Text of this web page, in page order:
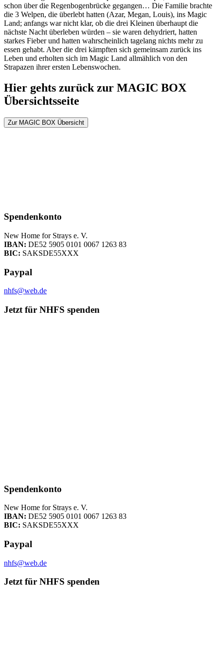
schon über die Regenbogenbrücke gegangen… Die Familie brachte
die 3 Welpen, die überlebt hatten (Azar, Megan, Louis), ins Magic
Land; anfangs war nicht klar, ob die drei Kleinen überhaupt die
nächste Nacht überleben würden – sie waren dehydriert, hatten
starkes Fieber und hatten wahrscheinlich tagelang nichts mehr zu
essen gehabt. Aber die drei kämpften sich gemeinsam zurück ins
Leben und erholten sich im Magic Land allmählich von den
Strapazen ihrer ersten Lebenswochen.
Hier gehts zurück zur MAGIC BOX
Übersichtsseite
Zur MAGIC BOX Übersicht
Spendenkonto
New Home for Strays e. V.
IBAN: DE52 5905 0101 0067 1263 83
BIC: SAKSDE55XXX
Paypal
nhfs@web.de
Jetzt für NHFS spenden
Spendenkonto
New Home for Strays e. V.
IBAN: DE52 5905 0101 0067 1263 83
BIC: SAKSDE55XXX
Paypal
nhfs@web.de
Jetzt für NHFS spenden